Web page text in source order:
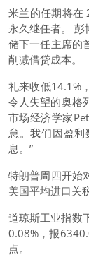
米兰的任期将在
永久继任者。
储下一任主席的
削减借贷成本。
礼来收低14.1%
令人失望的奥格
市场经济学家
怠。我们因盈
息。”
特朗普周四开始
美国平均进口关
道琼斯工业指数
0.08%，报
点。